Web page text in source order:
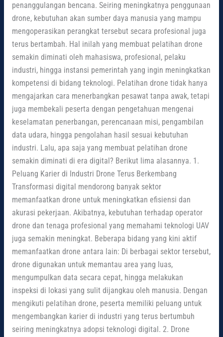
penanggulangan bencana. Seiring meningkatnya penggunaan
drone, kebutuhan akan sumber daya manusia yang mampu
mengoperasikan perangkat tersebut secara profesional juga
terus bertambah. Hal inilah yang membuat pelatihan drone
semakin diminati oleh mahasiswa, profesional, pelaku
industri, hingga instansi pemerintah yang ingin meningkatkan
kompetensi di bidang teknologi. Pelatihan drone tidak hanya
mengajarkan cara menerbangkan pesawat tanpa awak, tetapi
juga membekali peserta dengan pengetahuan mengenai
keselamatan penerbangan, perencanaan misi, pengambilan
data udara, hingga pengolahan hasil sesuai kebutuhan
industri. Lalu, apa saja yang membuat pelatihan drone
semakin diminati di era digital? Berikut lima alasannya. 1.
Peluang Karier di Industri Drone Terus Berkembang
Transformasi digital mendorong banyak sektor
memanfaatkan drone untuk meningkatkan efisiensi dan
akurasi pekerjaan. Akibatnya, kebutuhan terhadap operator
drone dan tenaga profesional yang memahami teknologi UAV
juga semakin meningkat. Beberapa bidang yang kini aktif
memanfaatkan drone antara lain: Di berbagai sektor tersebut,
drone digunakan untuk memantau area yang luas,
mengumpulkan data secara cepat, hingga melakukan
inspeksi di lokasi yang sulit dijangkau oleh manusia. Dengan
mengikuti pelatihan drone, peserta memiliki peluang untuk
mengembangkan karier di industri yang terus bertumbuh
seiring meningkatnya adopsi teknologi digital. 2. Drone